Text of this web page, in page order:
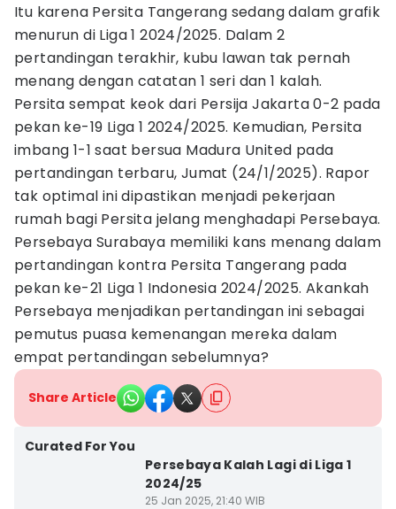
Itu karena Persita Tangerang sedang dalam grafik
menurun di Liga 1 2024/2025. Dalam 2
pertandingan terakhir, kubu lawan tak pernah
menang dengan catatan 1 seri dan 1 kalah.
Persita sempat keok dari Persija Jakarta 0-2 pada
pekan ke-19 Liga 1 2024/2025. Kemudian, Persita
imbang 1-1 saat bersua Madura United pada
pertandingan terbaru, Jumat (24/1/2025). Rapor
tak optimal ini dipastikan menjadi pekerjaan
rumah bagi Persita jelang menghadapi Persebaya.
Persebaya Surabaya memiliki kans menang dalam
pertandingan kontra Persita Tangerang pada
pekan ke-21 Liga 1 Indonesia 2024/2025. Akankah
Persebaya menjadikan pertandingan ini sebagai
pemutus puasa kemenangan mereka dalam
empat pertandingan sebelumnya?
Share Article
Curated For You
Persebaya Kalah Lagi di Liga 1
2024/25
25 Jan 2025, 21:40 WIB